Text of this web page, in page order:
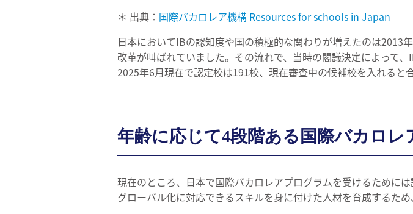
＊ 出典： 国際バカロレア機構 Resources for schools in Japan
日本においてIBの認知度や国の積極的な関わりが増えたのは2013
改革が叫ばれていました。その流れで、当時の閣議決定によって
2025年6月現在で認定校は191校、現在審査中の候補校を入れると
年齢に応じて4段階ある国際バカロレ
現在のところ、日本で国際バカロレアプログラムを受けるために
グローバル化に対応できるスキルを身に付けた人材を育成するた